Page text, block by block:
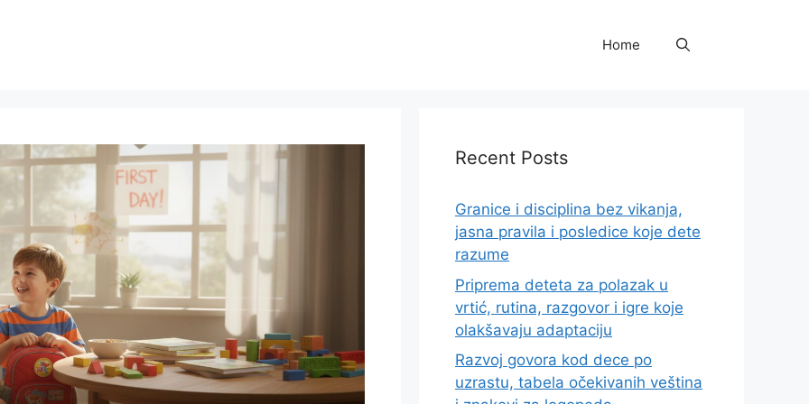
Home
Recent Posts
Granice i disciplina bez vikanja,
jasna pravila i posledice koje dete
razume
Priprema deteta za polazak u
vrtić, rutina, razgovor i igre koje
olakšavaju adaptaciju
Razvoj govora kod dece po
uzrastu, tabela očekivanih veština